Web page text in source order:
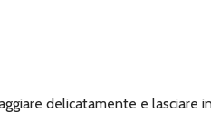
delicatamente e lasciare